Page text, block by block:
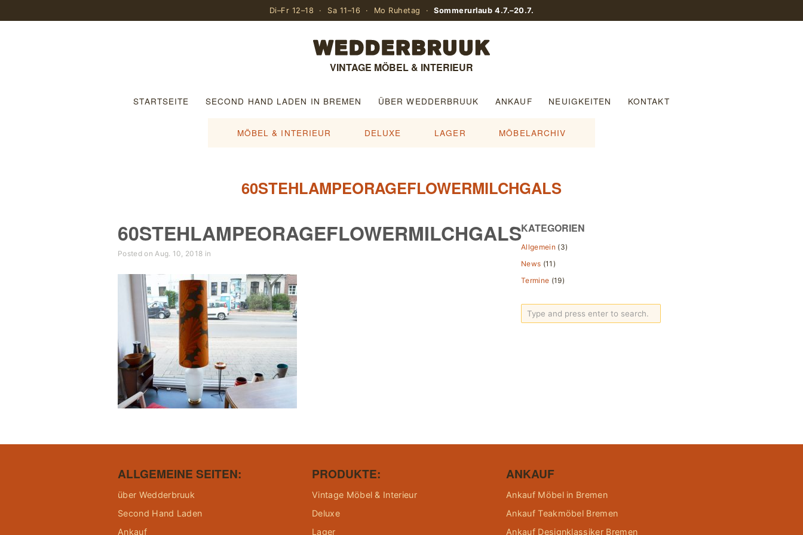
Di–Fr 12–18 · Sa 11–16 · Mo Ruhetag ·Sommerurlaub 4.7.–20.7.
VINTAGE MÖBEL & INTERIEUR
STARTSEITE SECOND HAND LADEN IN BREMEN ÜBER WEDDERBRUUK ANKAUF NEUIGKEITEN KONTAKT
MÖBEL & INTERIEUR DELUXE LAGER MÖBELARCHIV
60STEHLAMPEORAGEFLOWERMILCHGALS
60STEHLAMPEORAGEFLOWERMILCHGALS
Posted on Aug. 10, 2018 in
KATEGORIEN
Allgemein (3)
News (11)
Termine (19)
ALLGEMEINE SEITEN:
über Wedderbruuk
Second Hand Laden
Ankauf
PRODUKTE:
Vintage Möbel & Interieur
Deluxe
Lager
ANKAUF
Ankauf Möbel in Bremen
Ankauf Teakmöbel Bremen
Ankauf Designklassiker Bremen